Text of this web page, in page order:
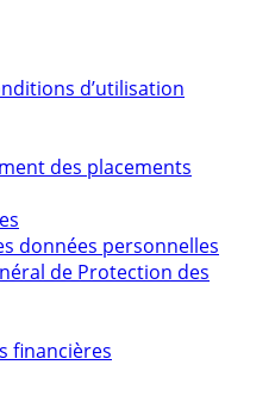
d’utilisation
des placements
données personnelles
de Protection des
financières